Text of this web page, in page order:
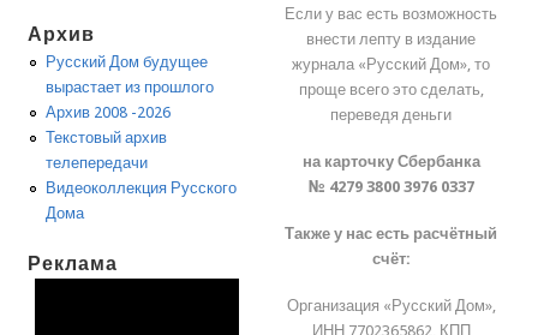
Архив
Русский Дом будущее
вырастает из прошлого
Архив 2008 -2026
Текстовый архив
телепередачи
Видеоколлекция Русского
Дома
Реклама
Если у вас есть возможность
внести лепту в издание
журнала «Русский Дом», то
проще всего это сделать,
переведя деньги
на карточку Сбербанка
№ 4279 3800 3976 0337
Также у нас есть расчётный
счёт:
Организация «Русский Дом»,
ИНН 7702365862, КПП